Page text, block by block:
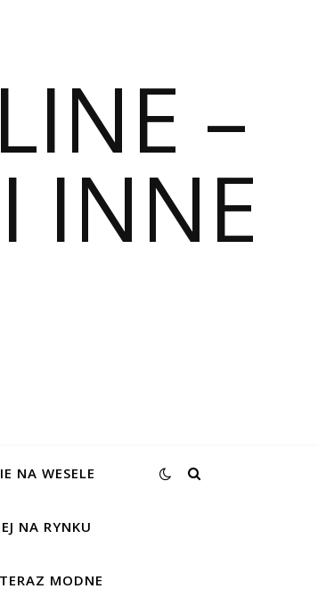
–
INNE
NA WESELE
NA RYNKU
MODNE